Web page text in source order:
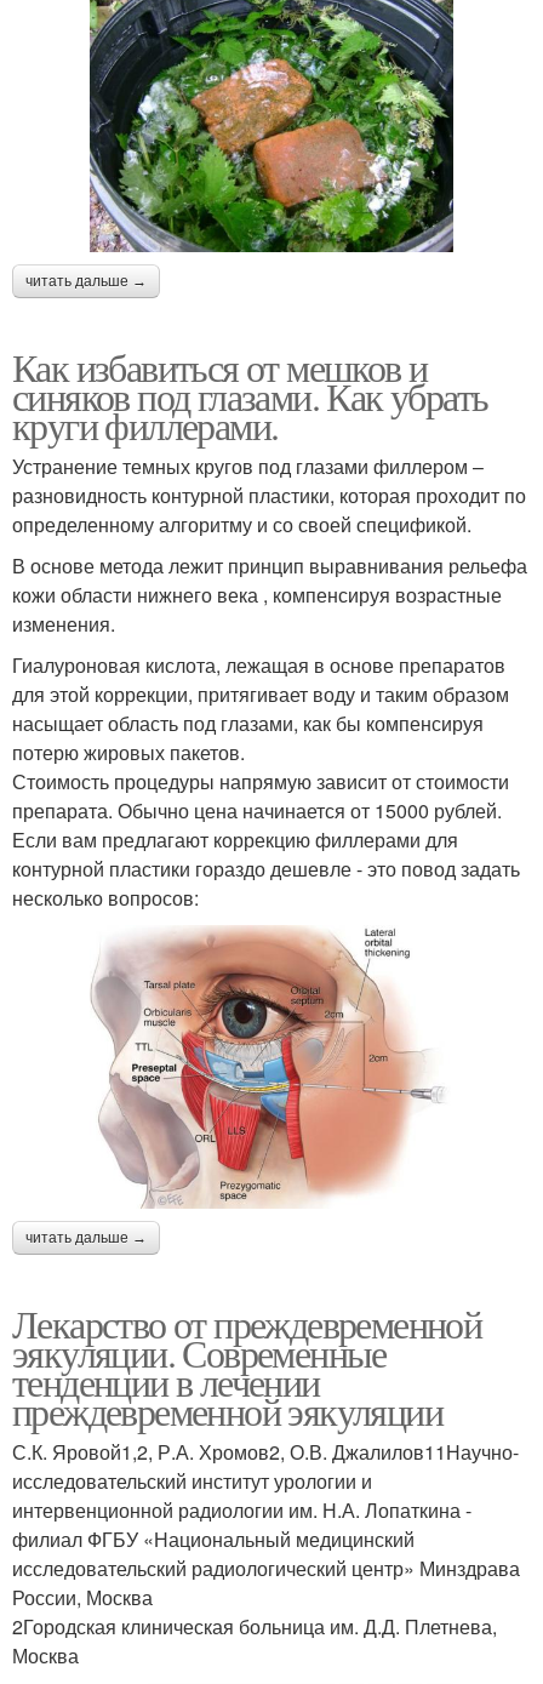
читать дальше →
Как избавиться от мешков и
синяков под глазами. Как убрать
круги филлерами.
Устранение темных кругов под глазами филлером –
разновидность контурной пластики, которая проходит по
определенному алгоритму и со своей спецификой.
В основе метода лежит принцип выравнивания рельефа
кожи области нижнего века , компенсируя возрастные
изменения.
Гиалуроновая кислота, лежащая в основе препаратов
для этой коррекции, притягивает воду и таким образом
насыщает область под глазами, как бы компенсируя
потерю жировых пакетов.
Стоимость процедуры напрямую зависит от стоимости
препарата. Обычно цена начинается от 15000 рублей.
Если вам предлагают коррекцию филлерами для
контурной пластики гораздо дешевле - это повод задать
несколько вопросов:
читать дальше →
Лекарство от преждевременной
эякуляции. Современные
тенденции в лечении
преждевременной эякуляции
С.К. Яровой1,2, Р.А. Хромов2, О.В. Джалилов11Научно-
исследовательский институт урологии и
интервенционной радиологии им. Н.А. Лопаткина -
филиал ФГБУ «Национальный медицинский
исследовательский радиологический центр» Минздрава
России, Москва
2Городская клиническая больница им. Д.Д. Плетнева,
Москва